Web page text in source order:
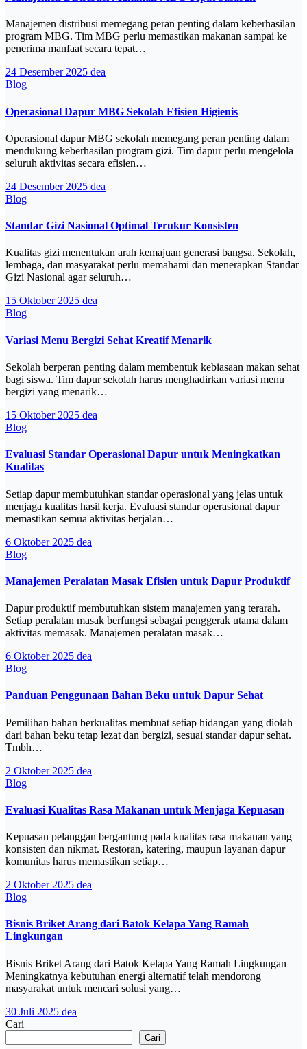
Manajemen distribusi memegang peran penting dalam keberhasilan
program MBG. Tim MBG perlu memastikan makanan sampai ke
penerima manfaat secara tepat…
24 Desember 2025 dea
Blog
Operasional Dapur MBG Sekolah Efisien Higienis
Operasional dapur MBG sekolah memegang peran penting dalam
mendukung keberhasilan program gizi. Tim dapur perlu mengelola
seluruh aktivitas secara efisien…
24 Desember 2025 dea
Blog
Standar Gizi Nasional Optimal Terukur Konsisten
Kualitas gizi menentukan arah kemajuan generasi bangsa. Sekolah,
lembaga, dan masyarakat perlu memahami dan menerapkan Standar
Gizi Nasional agar seluruh…
15 Oktober 2025 dea
Blog
Variasi Menu Bergizi Sehat Kreatif Menarik
Sekolah berperan penting dalam membentuk kebiasaan makan sehat
bagi siswa. Tim dapur sekolah harus menghadirkan variasi menu
bergizi yang menarik…
15 Oktober 2025 dea
Blog
Evaluasi Standar Operasional Dapur untuk Meningkatkan
Kualitas
Setiap dapur membutuhkan standar operasional yang jelas untuk
menjaga kualitas hasil kerja. Evaluasi standar operasional dapur
memastikan semua aktivitas berjalan…
6 Oktober 2025 dea
Blog
Manajemen Peralatan Masak Efisien untuk Dapur Produktif
Dapur produktif membutuhkan sistem manajemen yang terarah.
Setiap peralatan masak berfungsi sebagai penggerak utama dalam
aktivitas memasak. Manajemen peralatan masak…
6 Oktober 2025 dea
Blog
Panduan Penggunaan Bahan Beku untuk Dapur Sehat
Pemilihan bahan berkualitas membuat setiap hidangan yang diolah
dari bahan beku tetap lezat dan bergizi, sesuai standar dapur sehat.
Tmbh…
2 Oktober 2025 dea
Blog
Evaluasi Kualitas Rasa Makanan untuk Menjaga Kepuasan
Kepuasan pelanggan bergantung pada kualitas rasa makanan yang
konsisten dan nikmat. Restoran, katering, maupun layanan dapur
komunitas harus memastikan setiap…
2 Oktober 2025 dea
Blog
Bisnis Briket Arang dari Batok Kelapa Yang Ramah
Lingkungan
Bisnis Briket Arang dari Batok Kelapa Yang Ramah Lingkungan
Meningkatnya kebutuhan energi alternatif telah mendorong
masyarakat untuk mencari solusi yang…
30 Juli 2025 dea
Cari
Cari